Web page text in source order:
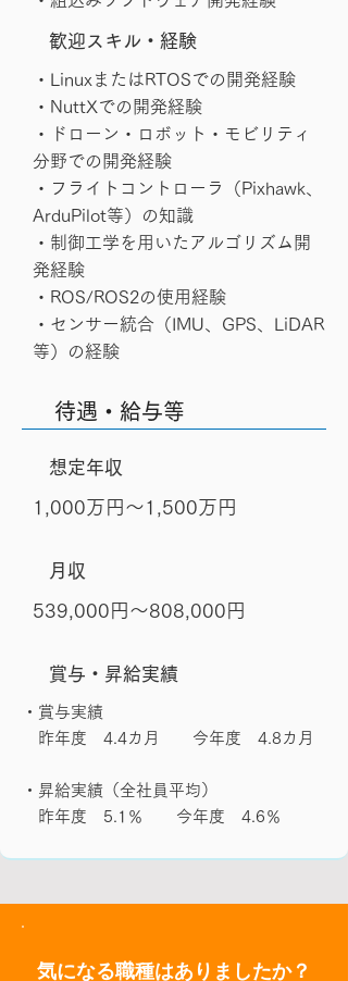
歓迎スキル・経験
・LinuxまたはRTOSでの開発経験
・NuttXでの開発経験
・ドローン・ロボット・モビリティ
分野での開発経験
・フライトコントローラ（Pixhawk、
ArduPilot等）の知識
・制御工学を用いたアルゴリズム開
発経験
・ROS/ROS2の使用経験
・センサー統合（IMU、GPS、LiDAR
等）の経験
待遇・給与等
想定年収
1,000万円～1,500万円
月収
539,000円～808,000円
賞与・昇給実績
・賞与実績
昨年度 4.4カ月 今年度 4.8カ月
・昇給実績（全社員平均）
昨年度 5.1％ 今年度 4.6％
気になる職種はありましたか？